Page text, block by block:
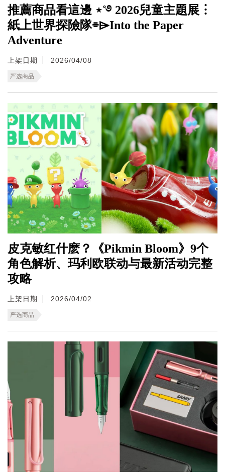
推薦商品看這邊 ⋆˚࿔ 2026兒童主題展︙
紙上世界探險隊⌯⌲Into the Paper
Adventure
上架日期 2026/04/08
严选商品
皮克敏红什麽？《Pikmin Bloom》9个
角色解析、玛利欧联动与最新活动完整
攻略
上架日期 2026/04/02
严选商品